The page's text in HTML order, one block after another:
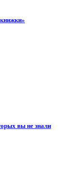
вы не знали